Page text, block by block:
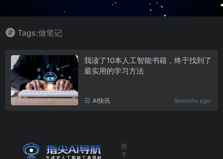
Tags:做笔记
我读了10本人工智能书籍，终于找到了
最实用的学习方法
AI快讯 9months ago
按
下